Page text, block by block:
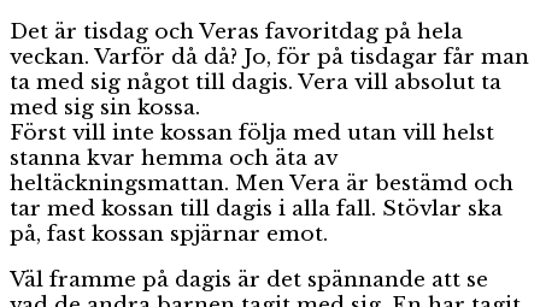
Det är tisdag och Veras favoritdag på hela
veckan. Varför då då? Jo, för på tisdagar får man
ta med sig något till dagis. Vera vill absolut ta
med sig sin kossa.
Först vill inte kossan följa med utan vill helst
stanna kvar hemma och äta av
heltäckningsmattan. Men Vera är bestämd och
tar med kossan till dagis i alla fall. Stövlar ska
på, fast kossan spjärnar emot.
Väl framme på dagis är det spännande att se